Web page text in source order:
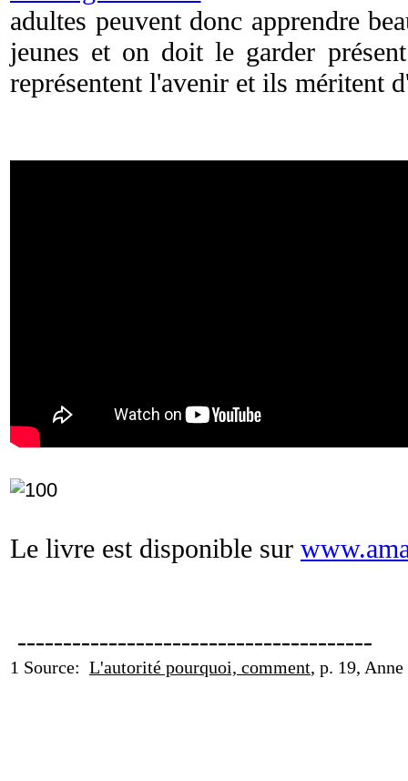
adultes peuvent donc apprendre
jeunes et on doit le garder
représentent l'avenir et ils méritent
Le livre est disponible sur
---------------------------------------
1 Source: L'autorité pourquoi, comment, p. 19,